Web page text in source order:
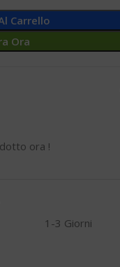
Carrello
Ora
ora !
1-3 Giorni